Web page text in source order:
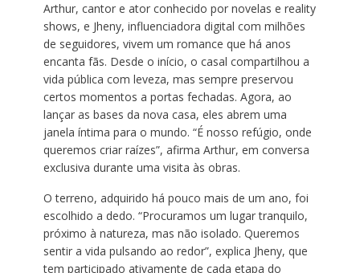
Arthur, cantor e ator conhecido por novelas e reality
shows, e Jheny, influenciadora digital com milhões
de seguidores, vivem um romance que há anos
encanta fãs. Desde o início, o casal compartilhou a
vida pública com leveza, mas sempre preservou
certos momentos a portas fechadas. Agora, ao
lançar as bases da nova casa, eles abrem uma
janela íntima para o mundo. “É nosso refúgio, onde
queremos criar raízes”, afirma Arthur, em conversa
exclusiva durante uma visita às obras.
O terreno, adquirido há pouco mais de um ano, foi
escolhido a dedo. “Procuramos um lugar tranquilo,
próximo à natureza, mas não isolado. Queremos
sentir a vida pulsando ao redor”, explica Jheny, que
tem participado ativamente de cada etapa do